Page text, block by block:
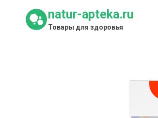
содержимому
natur-apteka.ru
Товары для здоровья